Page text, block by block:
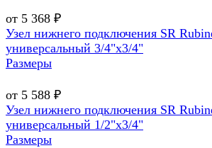
от 5 368 ₽
Узел нижнего подключения SR
универсальный 3/4"х3/4"
Размеры
от 5 588 ₽
Узел нижнего подключения SR
универсальный 1/2"х3/4"
Размеры